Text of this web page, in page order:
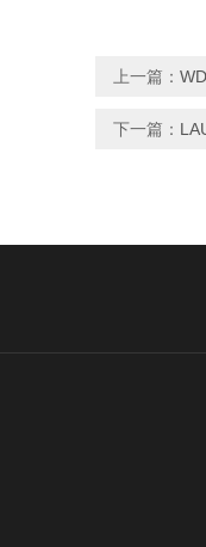
上一篇：
下一篇：